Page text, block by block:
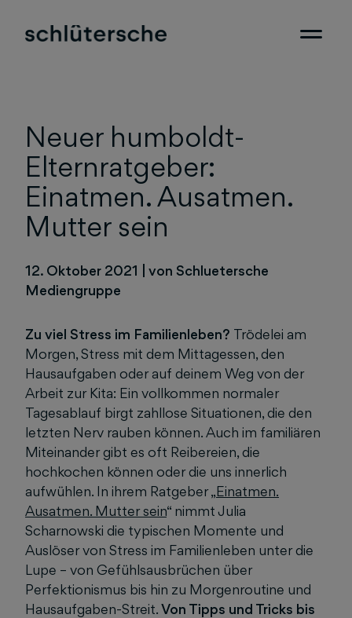
Neuer humboldt-
Elternratgeber:
Einatmen. Ausatmen.
Mutter sein
12. Oktober 2021
von Schluetersche
Mediengruppe
Zu viel Stress im Familienleben? Trödelei am
Morgen, Stress mit dem Mittagessen, den
Hausaufgaben oder auf deinem Weg von der
Arbeit zur Kita: Ein vollkommen normaler
Tagesablauf birgt zahllose Situationen, die den
letzten Nerv rauben können. Auch im familiären
Miteinander gibt es oft Reibereien, die
hochkochen können oder die uns innerlich
aufwühlen. In ihrem Ratgeber „Einatmen.
Ausatmen. Mutter sein“ nimmt Julia
Scharnowski die typischen Momente und
Auslöser von Stress im Familienleben unter die
Lupe – von Gefühlsausbrüchen über
Perfektionismus bis hin zu Morgenroutine und
Hausaufgaben-Streit.Von Tipps und Tricks bis